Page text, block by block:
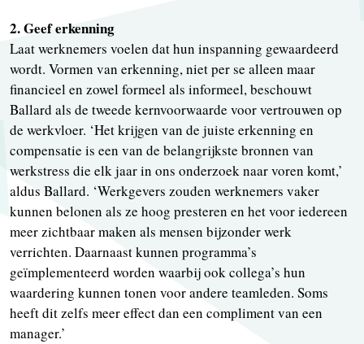
2. Geef erkenning
Laat werknemers voelen dat hun inspanning gewaardeerd
wordt. Vormen van erkenning, niet per se alleen maar
financieel en zowel formeel als informeel, beschouwt
Ballard als de tweede kernvoorwaarde voor vertrouwen op
de werkvloer. ‘Het krijgen van de juiste erkenning en
compensatie is een van de belangrijkste bronnen van
werkstress die elk jaar in ons onderzoek naar voren komt,’
aldus Ballard. ‘Werkgevers zouden werknemers vaker
kunnen belonen als ze hoog presteren en het voor iedereen
meer zichtbaar maken als mensen bijzonder werk
verrichten. Daarnaast kunnen programma’s
geïmplementeerd worden waarbij ook collega’s hun
waardering kunnen tonen voor andere teamleden. Soms
heeft dit zelfs meer effect dan een compliment van een
manager.’